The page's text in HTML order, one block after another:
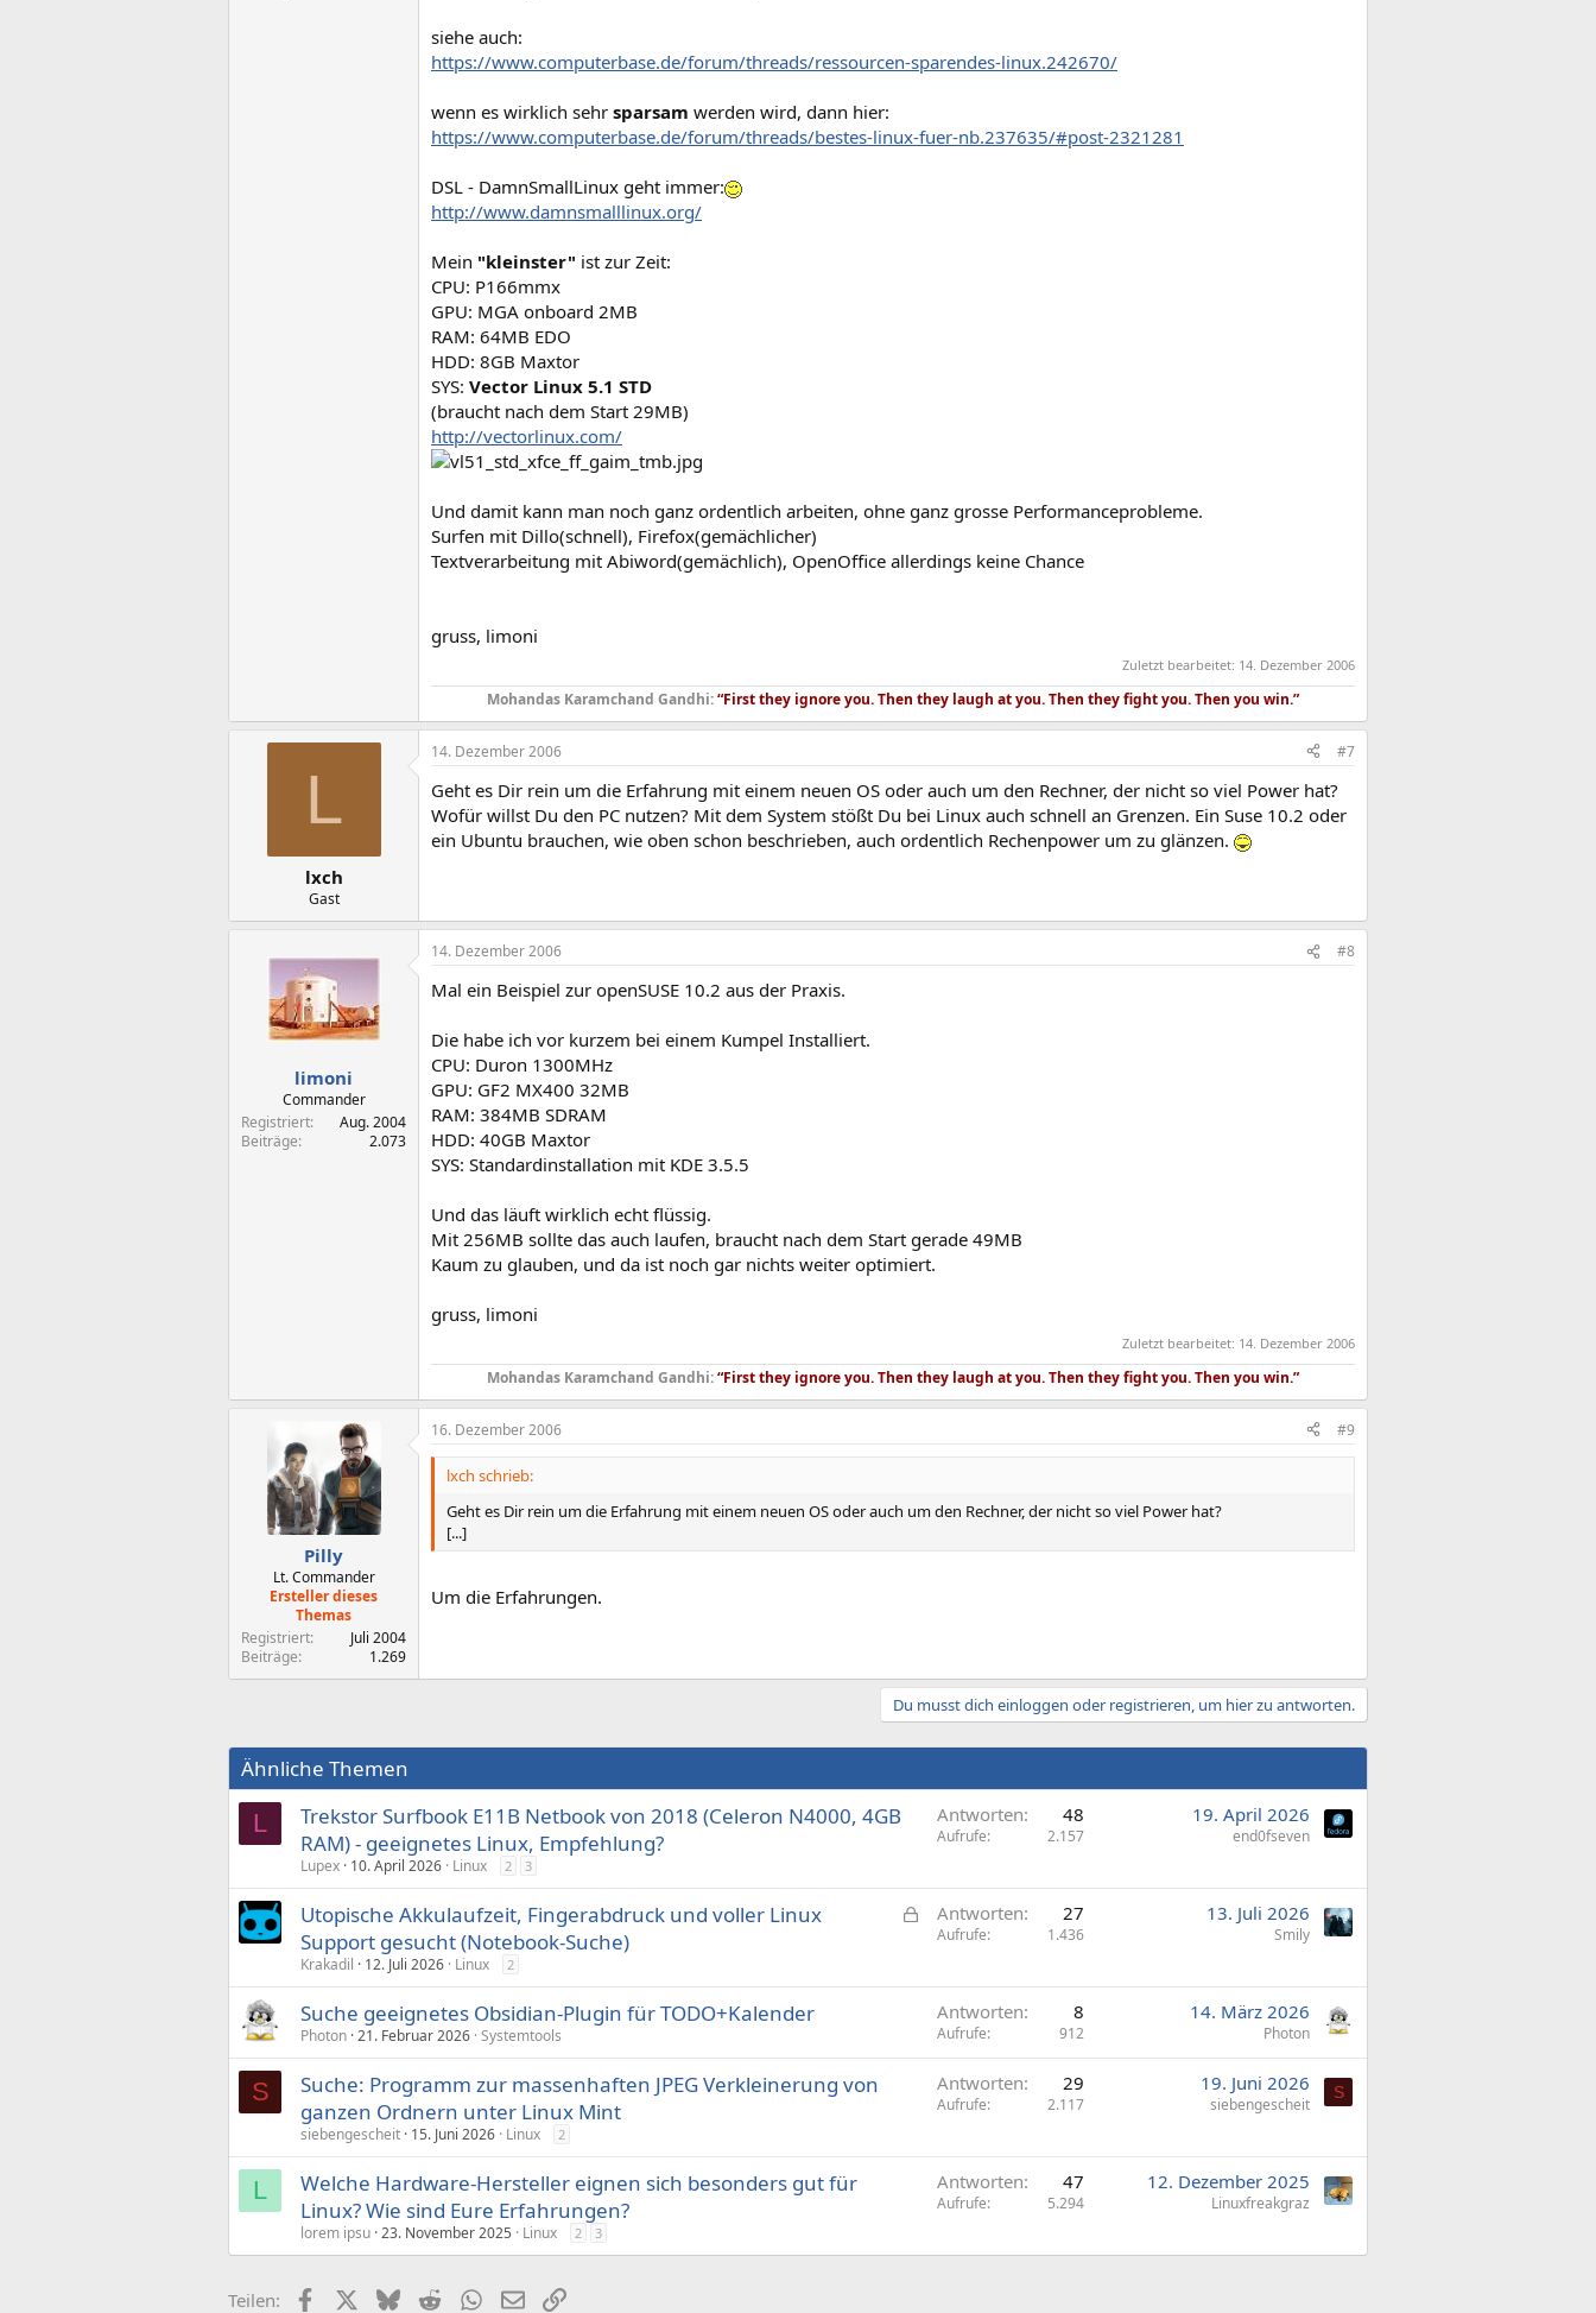
siehe auch:
https://www.computerbase.de/forum/threads/ressourcen-sparendes-linux.242670/
wenn es wirklich sehr sparsam werden wird, dann hier:
https://www.computerbase.de/forum/threads/bestes-linux-fuer-nb.237635/#post-2321281
DSL - DamnSmallLinux geht immer:
http://www.damnsmalllinux.org/
Mein "kleinster" ist zur Zeit:
CPU: P166mmx
GPU: MGA onboard 2MB
RAM: 64MB EDO
HDD: 8GB Maxtor
SYS: Vector Linux 5.1 STD
(braucht nach dem Start 29MB)
http://vectorlinux.com/
Und damit kann man noch ganz ordentlich arbeiten, ohne ganz grosse Performanceprobleme.
Surfen mit Dillo(schnell), Firefox(gemächlicher)
Textverarbeitung mit Abiword(gemächlich), OpenOffice allerdings keine Chance
gruss, limoni
Zuletzt bearbeitet: 14. Dezember 2006
Mohandas Karamchand Gandhi:“First they ignore you. Then they laugh at you. Then they fight you. Then you win.”
L
lxch
Gast
14. Dezember 2006 #7
Geht es Dir rein um die Erfahrung mit einem neuen OS oder auch um den Rechner, der nicht so viel Power hat?
Wofür willst Du den PC nutzen? Mit dem System stößt Du bei Linux auch schnell an Grenzen. Ein Suse 10.2 oder
ein Ubuntu brauchen, wie oben schon beschrieben, auch ordentlich Rechenpower um zu glänzen.
limoni
Commander
Registriert
Aug. 2004
Beiträge
2.073
14. Dezember 2006 #8
Mal ein Beispiel zur openSUSE 10.2 aus der Praxis.
Die habe ich vor kurzem bei einem Kumpel Installiert.
CPU: Duron 1300MHz
GPU: GF2 MX400 32MB
RAM: 384MB SDRAM
HDD: 40GB Maxtor
SYS: Standardinstallation mit KDE 3.5.5
Und das läuft wirklich echt flüssig.
Mit 256MB sollte das auch laufen, braucht nach dem Start gerade 49MB
Kaum zu glauben, und da ist noch gar nichts weiter optimiert.
gruss, limoni
Zuletzt bearbeitet: 14. Dezember 2006
Mohandas Karamchand Gandhi:“First they ignore you. Then they laugh at you. Then they fight you. Then you win.”
Pilly
Lt. Commander
Ersteller dieses
Themas
Registriert
Juli 2004
Beiträge
1.269
16. Dezember 2006 #9
lxch schrieb:
Geht es Dir rein um die Erfahrung mit einem neuen OS oder auch um den Rechner, der nicht so viel Power hat?
[...]
Um die Erfahrungen.
Du musst dich einloggen oder registrieren, um hier zu antworten.
Ähnliche Themen
L
Trekstor Surfbook E11B Netbook von 2018 (Celeron N4000, 4GB
RAM) - geeignetes Linux, Empfehlung?
Lupex 10. April 2026 Linux 2 3
Antworten 48
Aufrufe 2.157
19. April 2026
end0fseven
G
p
r
Utopische Akkulaufzeit, Fingerabdruck und voller Linux
Support gesucht (Notebook-Suche)
Krakadil 12. Juli 2026 Linux 2
Antworten 27
Aufrufe 1.436
13. Juli 2026
Smily
Suche geeignetes Obsidian-Plugin für TODO+Kalender
Photon 21. Februar 2026 Systemtools
Antworten 8
Aufrufe 912
14. März 2026
Photon
S
Suche: Programm zur massenhaften JPEG Verkleinerung von
ganzen Ordnern unter Linux Mint
siebengescheit 15. Juni 2026 Linux 2
Antworten 29
Aufrufe 2.117
19. Juni 2026
siebengescheit
S
L
Welche Hardware-Hersteller eignen sich besonders gut für
Linux? Wie sind Eure Erfahrungen?
lorem ipsu 23. November 2025 Linux 2 3
Antworten 47
Aufrufe 5.294
12. Dezember 2025
Linuxfreakgraz
Teilen: FacebookX (Twitter)
BlueskyRedditWhatsApp
E-MailLink